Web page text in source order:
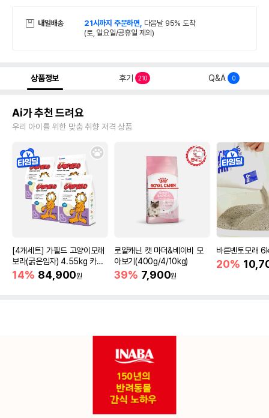
내일배송 21시까지 주문하면, 다음날 95% 도착
(토, 일요일/공휴일 제외)
상품정보 후기 210 Q&A 0
Ai가 추천 드려요
우리 아이를 위한 맞춤 취향 저격 상품
[4개세트] 가필드 고양이모래
보라(굵은입자) 4.55kg 카사
바모래
14% 84,900원
로얄캐닌 캣 마더&베이비 모
아보기(400g/4/10kg)
39% 7,900원
바른벤토모래
20%